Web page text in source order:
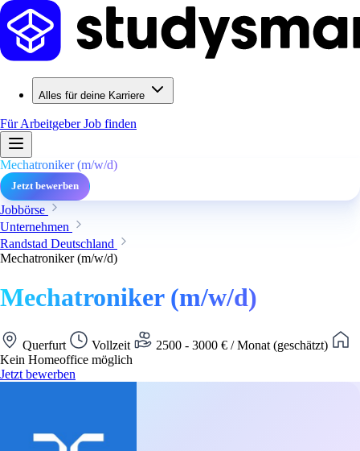
Alles für deine Karriere
Für ArbeitgeberJob finden
Mechatroniker (m/w/d)
Jetzt bewerben
Jobbörse
Unternehmen
Randstad Deutschland
Mechatroniker (m/w/d)
Mechatroniker (m/w/d)
Querfurt Vollzeit
2500 - 3000 € / Monat (geschätzt)
Kein Homeoffice möglich
Jetzt bewerben